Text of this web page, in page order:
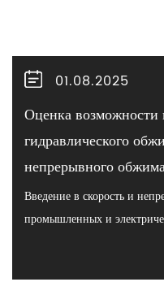
01.08.2025
Оценка возможности
гидравлического
непрерывного
Введение в скорость и
промышленных и